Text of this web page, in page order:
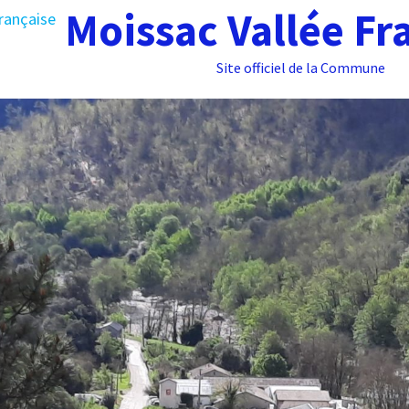
Moissac Vallée
Site officiel de la Commune